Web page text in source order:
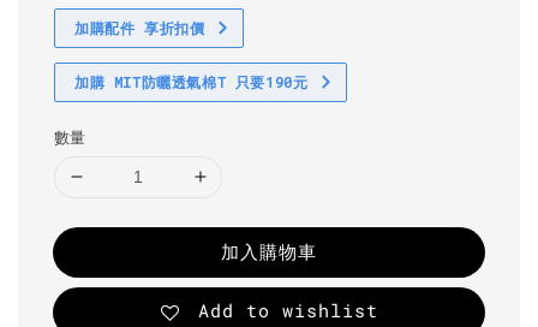
加購配件 享折扣價
加購 MIT防曬透氣棉T 只要190元
數量
加入購物車
Add to wishlist